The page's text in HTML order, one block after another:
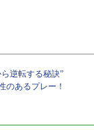
逆転する秘訣”
のあるプレー！